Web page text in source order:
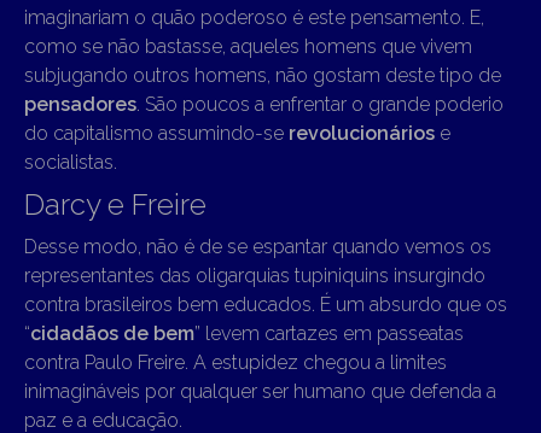
imaginariam o quão poderoso é este pensamento. E,
como se não bastasse, aqueles homens que vivem
subjugando outros homens, não gostam deste tipo de
pensadores . São poucos a enfrentar o grande poderio
do capitalismo assumindo-se revolucionários e
socialistas.
Darcy e Freire
Desse modo, não é de se espantar quando vemos os
representantes das oligarquias tupiniquins insurgindo
contra brasileiros bem educados. É um absurdo que os
“cidadãos de bem” levem cartazes em passeatas
contra Paulo Freire. A estupidez chegou a limites
inimagináveis por qualquer ser humano que defenda a
paz e a educação.